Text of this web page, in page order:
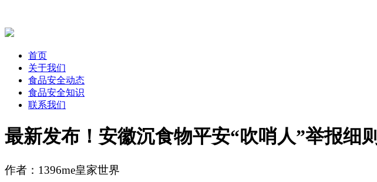
首页
关于我们
食品安全动态
食品安全知识
联系我们
最新发布！安徽沉食物平安“吹哨人”举报细则
作者：1396me皇家世界